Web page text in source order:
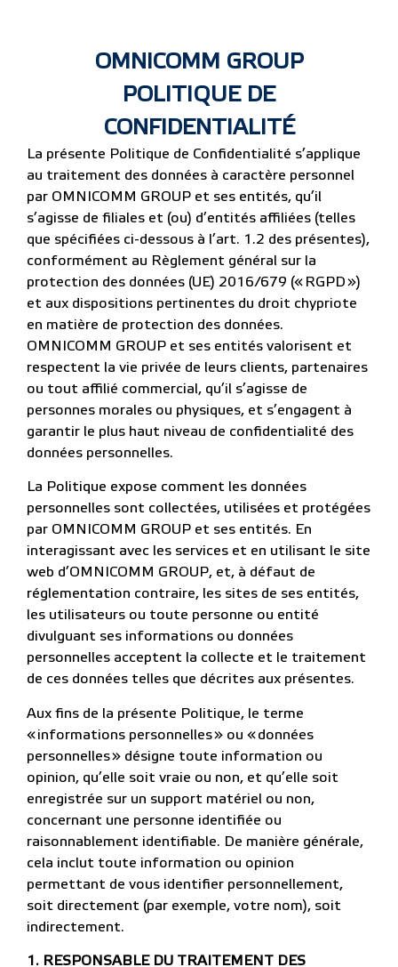
OMNICOMM GROUP
POLITIQUE DE
CONFIDENTIALITÉ
La présente Politique de Confidentialité s’applique
au traitement des données à caractère personnel
par OMNICOMM GROUP et ses entités, qu’il
s’agisse de filiales et (ou) d’entités affiliées (telles
que spécifiées ci-dessous à l’art. 1.2 des présentes),
conformément au Règlement général sur la
protection des données (UE) 2016/679 (« RGPD »)
et aux dispositions pertinentes du droit chypriote
en matière de protection des données.
OMNICOMM GROUP et ses entités valorisent et
respectent la vie privée de leurs clients, partenaires
ou tout affilié commercial, qu’il s’agisse de
personnes morales ou physiques, et s’engagent à
garantir le plus haut niveau de confidentialité des
données personnelles.
La Politique expose comment les données
personnelles sont collectées, utilisées et protégées
par OMNICOMM GROUP et ses entités. En
interagissant avec les services et en utilisant le site
web d’OMNICOMM GROUP, et, à défaut de
réglementation contraire, les sites de ses entités,
les utilisateurs ou toute personne ou entité
divulguant ses informations ou données
personnelles acceptent la collecte et le traitement
de ces données telles que décrites aux présentes.
Aux fins de la présente Politique, le terme
« informations personnelles » ou « données
personnelles » désigne toute information ou
opinion, qu’elle soit vraie ou non, et qu’elle soit
enregistrée sur un support matériel ou non,
concernant une personne identifiée ou
raisonnablement identifiable. De manière générale,
cela inclut toute information ou opinion
permettant de vous identifier personnellement,
soit directement (par exemple, votre nom), soit
indirectement.
1. RESPONSABLE DU TRAITEMENT DES